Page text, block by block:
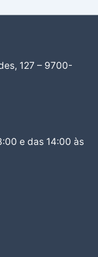
127 – 9700-
e das 14:00 às